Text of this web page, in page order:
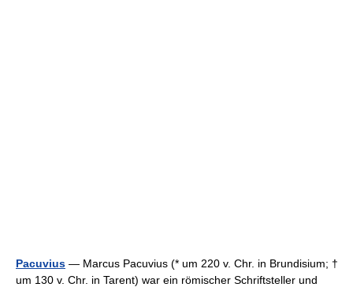
Pacuvius — Marcus Pacuvius (* um 220 v. Chr. in Brundisium; †
um 130 v. Chr. in Tarent) war ein römischer Schriftsteller und